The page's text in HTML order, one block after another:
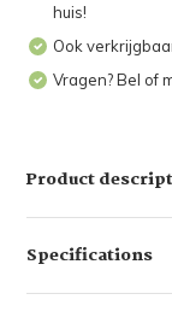
huis!
Ook
Vragen? Bel of
Product
Specifications